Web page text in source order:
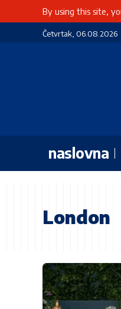
By using this site,
Četvrtak, 06.08.2026
naslovna
London